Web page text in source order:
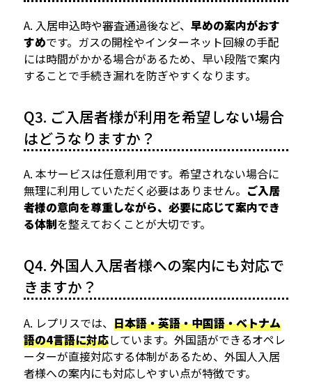
A. 入居申込時や審査通過後など、 早めの案内がおす
すめです。ガスの開栓やインターネット回線の手配
には時間がかかる場合があるため、早い段階で案内
することで手続き漏れを防ぎやすくなります。
Q3. ご入居者様が利用を希望しない場合
はどうなりますか？
A. 本サービスは任意利用です。希望されない場合に
無理に利用していただく必要はありません。 ご入居
者様の意向を尊重しながら、必要に応じて案内でき
る体制を整えておくことが大切です。
Q4. 外国人入居者様への案内にも対応で
きますか？
A. レプリスでは、 日本語・英語・中国語・ベトナム
語の4言語に対応しています。外国語ができるオペレ
ーターが直接対応する体制があるため、外国人入居
者様への案内にも対応しやすい点が特徴です。